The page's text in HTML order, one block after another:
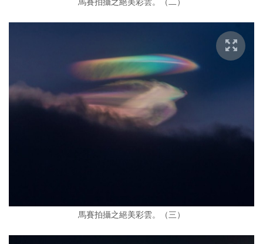
馬賽拍攝之絕美彩雲。（二）
馬賽拍攝之絕美彩雲。（三）